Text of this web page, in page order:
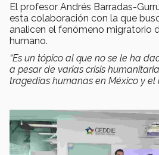
El profesor Andrés Barradas-
esta colaboración con la que
analicen el fenómeno migratorio
humano.
“Es un tópico al que no se le ha
a pesar de varias crisis
tragedias humanas en México y el